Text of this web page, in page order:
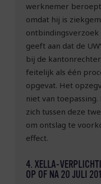
werknemer
omdat hij is
ontbindingsverzoek
geeft aan dat de
bij de
feitelijk als één
opgevat. Het
niet van
zich tussen deze
om ontslag te
effect.
4. XELLA-
OP OF NA 20 JULI